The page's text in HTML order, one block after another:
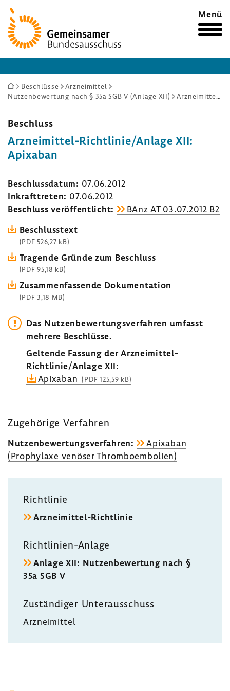
Zur
Startseite
Menü
Sie
sind
Beschlüsse
Arzneimittel
Nutzenbewertung nach § 35a SGB V (Anlage XII)
Arzneimittel-Richtlinie/Anlage XII: Apixaban
Beschluss
Arzneimittel-​Richtlinie/Anlage XII:
Apix­aban
Beschluss­datum: 07.06.2012
Inkraft­treten: 07.06.2012
Beschluss veröf­fent­licht:
BAnz AT 03.07.2012 B2
Beschluss­text
(PDF 526,27 kB)
Tragende Gründe zum Beschluss
(PDF 95,18 kB)
Zusam­men­fas­sende Doku­men­ta­tion
(PDF 3,18 MB)
Das Nutzen­be­wer­tungs­ver­fahren umfasst
mehrere Beschlüsse.
Geltende Fassung der Arzneimittel-​
Richtlinie/Anlage XII:
Apix­aban (PDF 125,59 kB)
Zuge­hö­rige Verfahren
Nutzen­be­wer­tungs­ver­fahren:
Apix­aban
(Prophy­laxe venöser Throm­bo­em­bo­lien)
Richt­linie
Arzneimittel-​Richtlinie
Richtlinien-​Anlage
Anlage XII: Nutzen­be­wer­tung nach §
35a SGB V
Zustän­diger Unter­aus­schuss
Arznei­mittel